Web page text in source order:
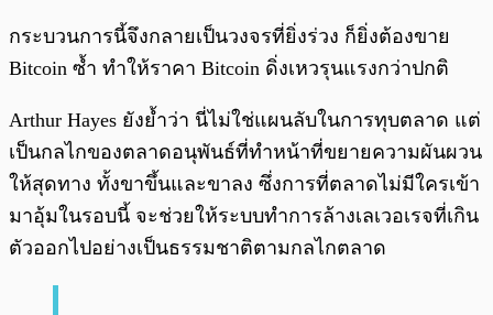
กระบวนการนี้จึงกลายเป็นวงจรที่ยิ่งร่วง ก็ยิ่งต้องขาย
Bitcoin ซ้ำ ทำให้ราคา Bitcoin ดิ่งเหวรุนแรงกว่าปกติ
Arthur Hayes ยังย้ำว่า นี่ไม่ใช่แผนลับในการทุบตลาด แต่
เป็นกลไกของตลาดอนุพันธ์ที่ทำหน้าที่ขยายความผันผวน
ให้สุดทาง ทั้งขาขึ้นและขาลง ซึ่งการที่ตลาดไม่มีใครเข้า
มาอุ้มในรอบนี้ จะช่วยให้ระบบทำการล้างเลเวอเรจที่เกิน
ตัวออกไปอย่างเป็นธรรมชาติตามกลไกตลาด